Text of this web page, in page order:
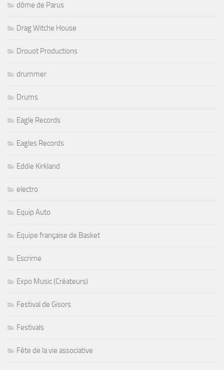
dôme de Parus
Drag Witche House
Drouot Productions
drummer
Drums
Eagle Records
Eagles Records
Eddie Kirkland
electro
Equip Auto
Equipe française de Basket
Escrime
Expo Music (Créateurs)
Festival de Gisors
Festivals
Fête de la vie associative